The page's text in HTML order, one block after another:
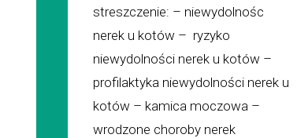
streszczenie: – niewydolnośc
nerek u kotów – ryzyko
niewydolności nerek u kotów –
profilaktyka niewydolności nerek u
kotów – kamica moczowa –
wrodzone choroby nerek